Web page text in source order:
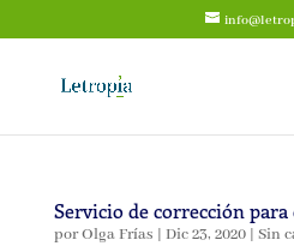
Servicio de corrección
porOlga Frías | Dic 23, 2020| Sin